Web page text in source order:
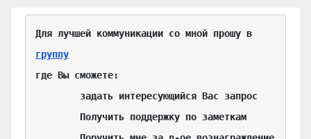
группу
где Вы сможете: